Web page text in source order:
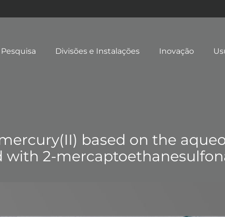
Pesquisa Divisões e Instalações Inovação
based on the
2-